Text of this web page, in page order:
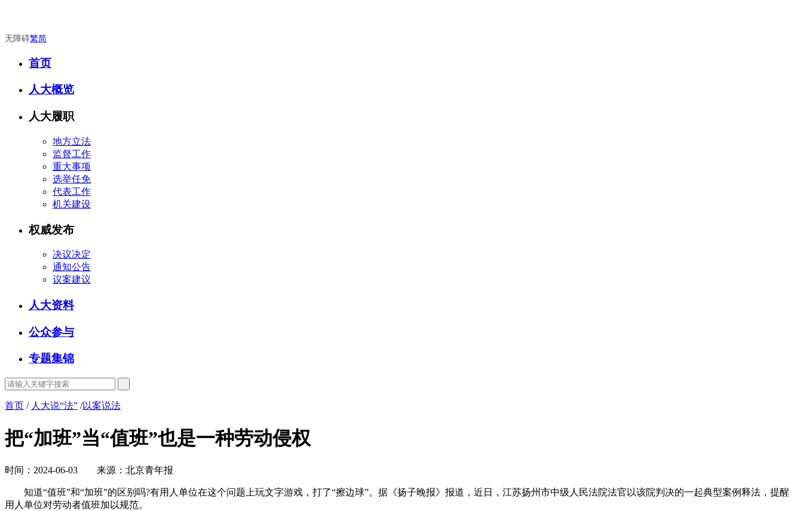
无障碍繁简
首页
人大概览
人大履职
地方立法
监督工作
重大事项
选举任免
代表工作
机关建设
权威发布
决议决定
通知公告
议案建议
人大资料
公众参与
专题集锦
首页 / 人大说“法” /以案说法
把“加班”当“值班”也是一种劳动侵权
时间：2024-06-03 来源：北京青年报
知道“值班”和“加班”的区别吗?有用人单位在这个问题上玩文字游戏，打了“擦边球”。据《扬子晚报》报道，近日，江苏扬州市中级人民法院法官以该院判决的一起典型案例释法，提醒
用人单位对劳动者值班加以规范。